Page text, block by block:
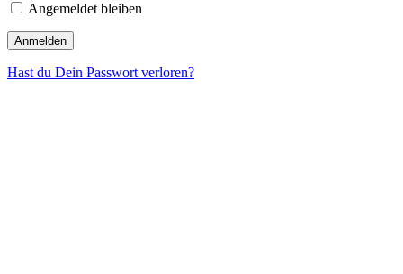
Angemeldet bleiben
Hast du Dein Passwort verloren?